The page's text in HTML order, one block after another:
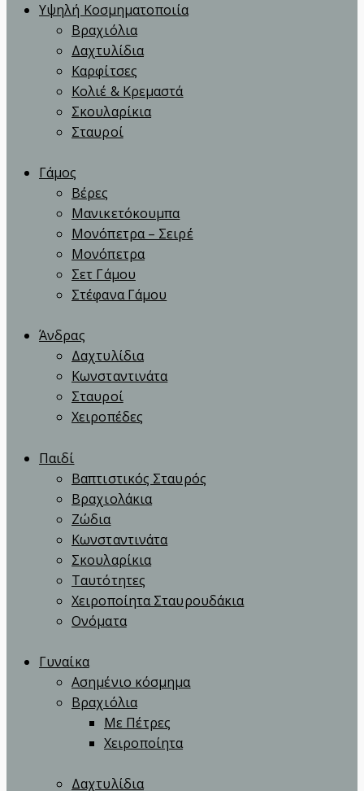
Υψηλή Κοσμηματοποιία
Βραχιόλια
Δαχτυλίδια
Καρφίτσες
Κολιέ & Κρεμαστά
Σκουλαρίκια
Σταυροί
Γάμος
Βέρες
Μανικετόκουμπα
Μονόπετρα – Σειρέ
Μονόπετρα
Σετ Γάμου
Στέφανα Γάμου
Άνδρας
Δαχτυλίδια
Κωνσταντινάτα
Σταυροί
Χειροπέδες
Παιδί
Βαπτιστικός Σταυρός
Βραχιολάκια
Ζώδια
Κωνσταντινάτα
Σκουλαρίκια
Ταυτότητες
Χειροποίητα Σταυρουδάκια
Ονόματα
Γυναίκα
Ασημένιο κόσμημα
Βραχιόλια
Με Πέτρες
Χειροποίητα
Δαχτυλίδια